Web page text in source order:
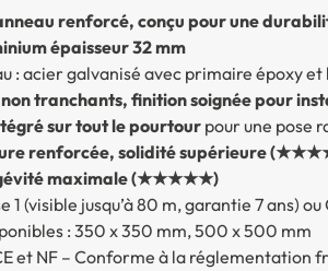
renforcé, conçu pour une
épaisseur 32 mm
: acier galvanisé avec primaire époxy
tranchants, finition soignée pour
sur tout le pourtourpour une pose
renforcée, solidité supérieure
maximale (★★★★★)
1 (visible jusqu’à 80 m, garantie 7 ans)
: 350 x 350 mm, 500 x 500 mm
et NF – Conforme à la réglementation